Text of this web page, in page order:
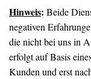
Hinweis: Beide
negativen
die nicht bei uns in
erfolgt auf Basis
Kunden und erst